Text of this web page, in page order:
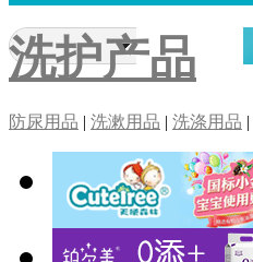
洗护产品
防尿用品 | 洗漱用品 | 洗涤用品 |